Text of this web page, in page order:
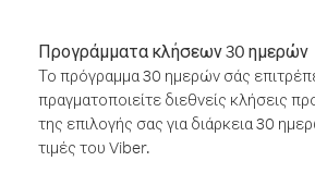
Προγράμματα κλήσεων 30 ημερών
Το πρόγραμμα 30 ημερών σάς
πραγματοποιείτε διεθνείς κλήσεις
της επιλογής σας για διάρκεια 30
τιμές του Viber.